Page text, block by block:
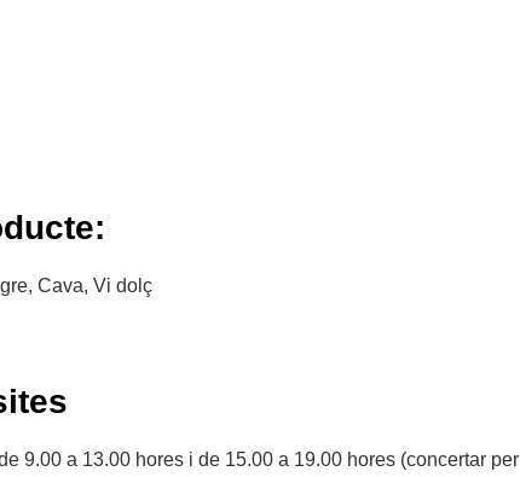
Cava, Vi dolç
9.00 a 13.00 hores i de 15.00 a 19.00 hores (concertar per